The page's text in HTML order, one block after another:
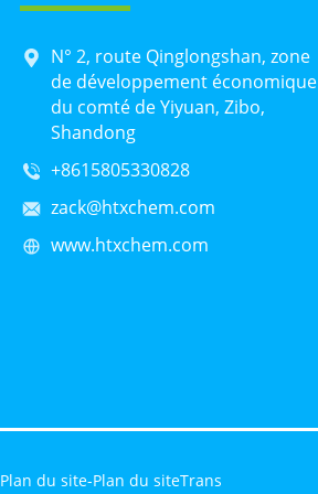
N° 2, route Qinglongshan, zone
de développement économique
du comté de Yiyuan, Zibo,
Shandong
+8615805330828
zack@htxchem.com
www.htxchem.com
Plan du site-Plan du siteTrans